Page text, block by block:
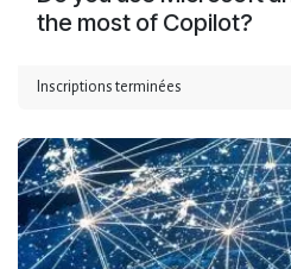
the most of Copilot?
Inscriptions terminées